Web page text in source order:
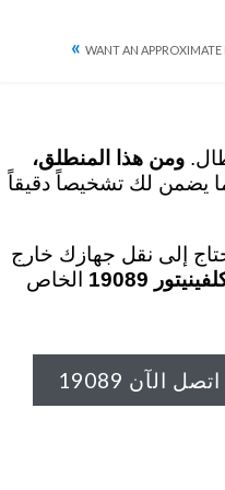
ومن هذا المنطلق،
يضمن لك تشخيصاً دقيقاً
إلى نقل جهازك خارج
19089
الخاص
اتصل الآن 19089
المنوفية كلفينيتور البحيرة